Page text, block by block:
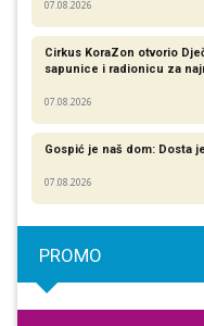
07.08.2026
Cirkus KoraZon otvorio
sapunice i radionicu za
07.08.2026
Gospić je naš dom: Dosta
07.08.2026
PROMO